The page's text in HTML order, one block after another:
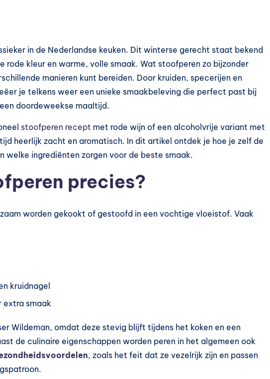
in de Nederlandse keuken. Dit winterse gerecht staat bekend
rode kleur en warme, volle smaak. Wat stoofperen zo bijzonder
manieren kunt bereiden. Door kruiden, specerijen en
je telkens weer een unieke smaakbeleving die perfect past bij
doordeweekse maaltijd.
stoofperen recept met rode wijn of een alcoholvrije variant met
heerlijk zacht en aromatisch. In dit artikel ontdek je hoe je zelf de
welke ingrediënten zorgen voor de beste smaak.
precies?
worden gekookt of gestoofd in een vochtige vloeistof. Vaak
kruidnagel
extra smaak
Wildeman, omdat deze stevig blijft tijdens het koken en een
de culinaire eigenschappen worden peren in het algemeen ook
, zoals het feit dat ze vezelrijk zijn en passen